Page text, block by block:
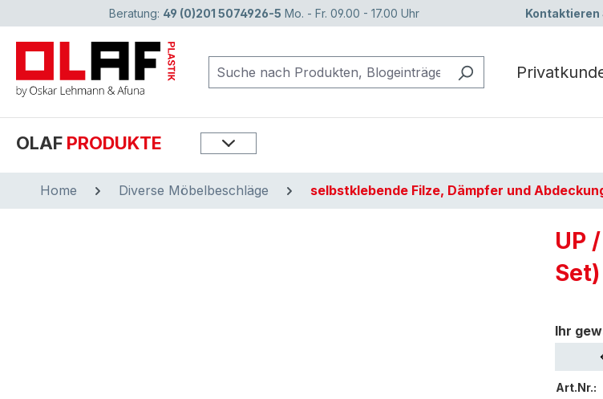
Zur Hauptnavigation springen
Beratung: 49 (0)201 5074926-5 Mo. - Fr. 09.00 - 17.00 Uhr Kontaktieren
OLAF PRODUKTE
Home Diverse Möbelbeschläge selbstklebende Filze, Dämpfer und
UP
Set)
Ihr
Art.Nr.: